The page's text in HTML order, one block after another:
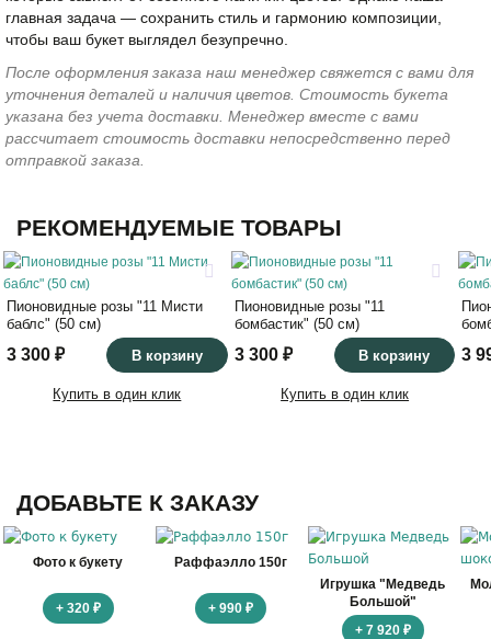
главная задача — сохранить стиль и гармонию композиции,
чтобы ваш букет выглядел безупречно.
После оформления заказа наш менеджер свяжется с вами для
уточнения деталей и наличия цветов. Стоимость букета
указана без учета доставки. Менеджер вместе с вами
рассчитает стоимость доставки непосредственно перед
отправкой заказа.
РЕКОМЕНДУЕМЫЕ ТОВАРЫ
Пионовидные розы "11 Мисти
баблс" (50 см)
3 300 ₽ В корзину
Купить в один клик
Пионовидные розы "11
бомбастик" (50 см)
3 300 ₽ В корзину
Купить в один клик
3
ДОБАВЬТЕ К ЗАКАЗУ
Фото к букету
+ 320 ₽
Раффаэлло 150г
+ 990 ₽
Игрушка "Медведь
Большой"
+ 7 920 ₽